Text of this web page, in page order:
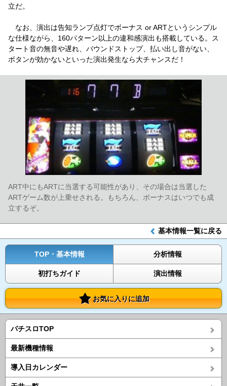
立だ。
なお、演出は告知ランプ点灯でボーナス or ARTというシンプル
な仕様ながら、160パターン以上の違和感演出も搭載している。ス
タート音の無音や遅れ、バウンドストップ、払い出し音がない、
ボタンが効かないといった演出発生なら大チャンスだ！
ART中にもARTに当選する可能性があり、その場合は当選した
ARTゲーム数が上乗せされる。もちろん、ボーナスはいつでも成
立するぞ。
基本情報一覧に戻る
TOP・基本情報 分析情報
初打ちガイド 演出情報
お気に入りに追加
パチスロTOP
最新機種情報
導入日カレンダー